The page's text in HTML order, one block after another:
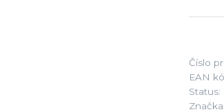
Číslo
EAN
Status:
Značka: